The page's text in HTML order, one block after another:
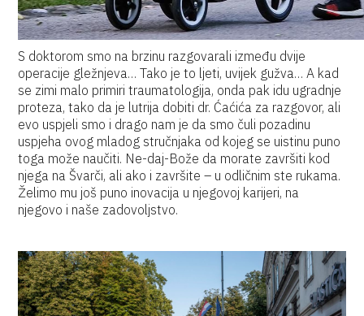
S doktorom smo na brzinu razgovarali između dvije
operacije gležnjeva… Tako je to ljeti, uvijek gužva… A kad
se zimi malo primiri traumatologija, onda pak idu ugradnje
proteza, tako da je lutrija dobiti dr. Ćaćića za razgovor, ali
evo uspjeli smo i drago nam je da smo čuli pozadinu
uspjeha ovog mladog stručnjaka od kojeg se uistinu puno
toga može naučiti. Ne-daj-Bože da morate završiti kod
njega na Švarči, ali ako i završite – u odličnim ste rukama.
Želimo mu još puno inovacija u njegovoj karijeri, na
njegovo i naše zadovoljstvo.